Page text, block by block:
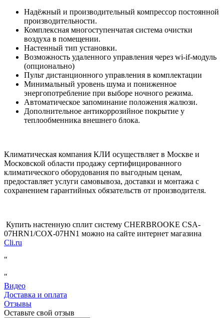
Надёжный и производительный компрессор постоянной
производительности.
Комплексная многоступенчатая система очистки
воздуха в помещении.
Настенный тип установки.
Возможность удаленного управления через wi-if-модуль
(опционально)
Пульт дистанционного управления в комплектации
Минимальный уровень шума и пониженное
энергопотребление при выборе ночного режима.
Автоматическое запоминание положения жалюзи.
Дополнительное антикоррозийное покрытие у
теплообменника внешнего блока.
Климатическая компания КЛИ осуществляет в Москве и
Московской области продажу сертифицированного
климатического оборудования по выгодным ценам,
предоставляет услуги самовывоза, доставки и монтажа с
сохранением гарантийных обязательств от производителя.
Купить настенную сплит систему CHERBROOKE CSA-
07HRN1/COX-07HN1 можно на сайте интернет магазина
Cli.ru
"
"
Видео
Доставка и оплата
Отзывы
Оставьте свой отзыв